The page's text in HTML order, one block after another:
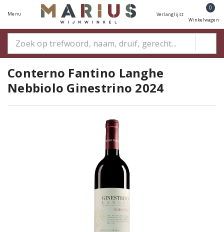
Menu Verlanglijst
0
Winkelwagen
Conterno Fantino Langhe
Nebbiolo Ginestrino 2024